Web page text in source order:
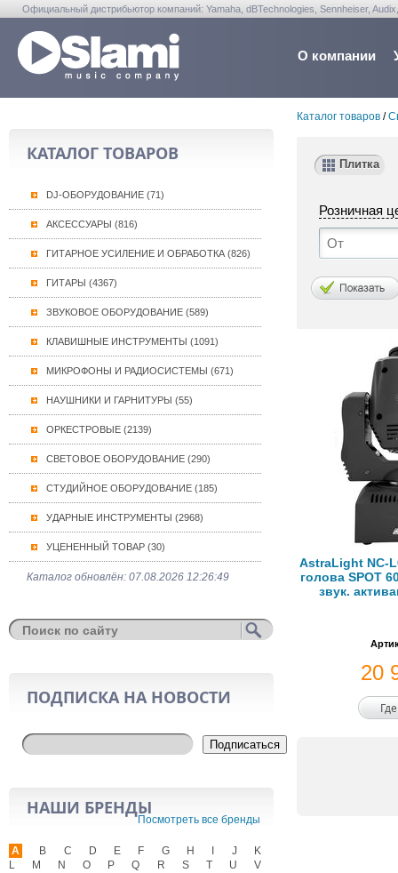
Официальный дистрибьютор компаний: Yamaha, dBTechnologies, Sennheiser,
О компании
КАТАЛОГ ТОВАРОВ
DJ-ОБОРУДОВАНИЕ (71)
АКСЕССУАРЫ (816)
ГИТАРНОЕ УСИЛЕНИЕ И ОБРАБОТКА (826)
ГИТАРЫ (4367)
ЗВУКОВОЕ ОБОРУДОВАНИЕ (589)
КЛАВИШНЫЕ ИНСТРУМЕНТЫ (1091)
МИКРОФОНЫ И РАДИОСИСТЕМЫ (671)
НАУШНИКИ И ГАРНИТУРЫ (55)
ОРКЕСТРОВЫЕ (2139)
СВЕТОВОЕ ОБОРУДОВАНИЕ (290)
СТУДИЙНОЕ ОБОРУДОВАНИЕ (185)
УДАРНЫЕ ИНСТРУМЕНТЫ (2968)
УЦЕНЕННЫЙ ТОВАР (30)
Каталог обновлён: 07.08.2026 12:26:49
ПОДПИСКА НА НОВОСТИ
Подписаться
НАШИ БРЕНДЫ
Посмотреть все бренды
A B C D E F G H J
K
L
M N O P Q R S T U
V
Каталог товаров/
Плитка
Розничная
AstraLight NC-
голова SPOT
звук.
20